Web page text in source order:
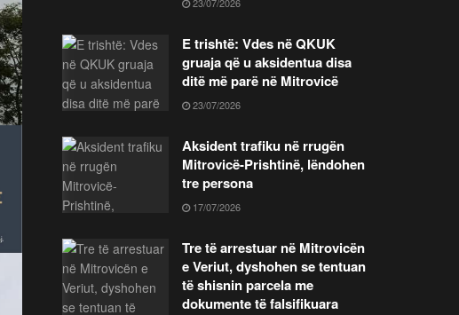
E trishtë: Vdes në QKUK
gruaja që u aksidentua disa
ditë më parë në Mitrovicë
23/07/2026
Aksident trafiku në rrugën
Mitrovicë-Prishtinë, lëndohen
tre persona
17/07/2026
Tre të arrestuar në Mitrovicën
e Veriut, dyshohen se tentuan
të shisnin parcela me
dokumente të falsifikuara